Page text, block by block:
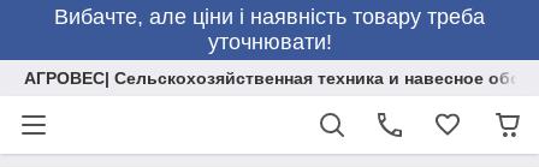
Вибачте, але ціни і наявність товару треба
уточнювати!
АГРОВЕС| Сельскохозяйственная техника и навесное